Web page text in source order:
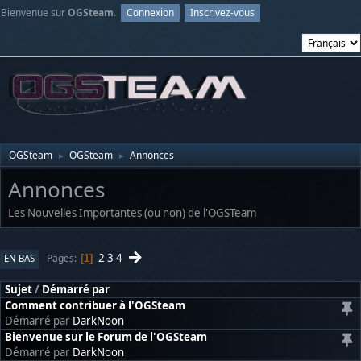
Bienvenue surOGSteam. Connexion Inscrivez-vous
OGSteam ► OGSteam ► Annonces
Annonces
Les Nouvelles Importantes (ou non) de l'OGSTeam
EN BAS Pages 1 2 3 4
Sujet/ Démarré par
Comment contribuer à l'OGSteam
Démarré par DarkNoon
Bienvenue sur le Forum de l'OGSteam
Démarré par DarkNoon